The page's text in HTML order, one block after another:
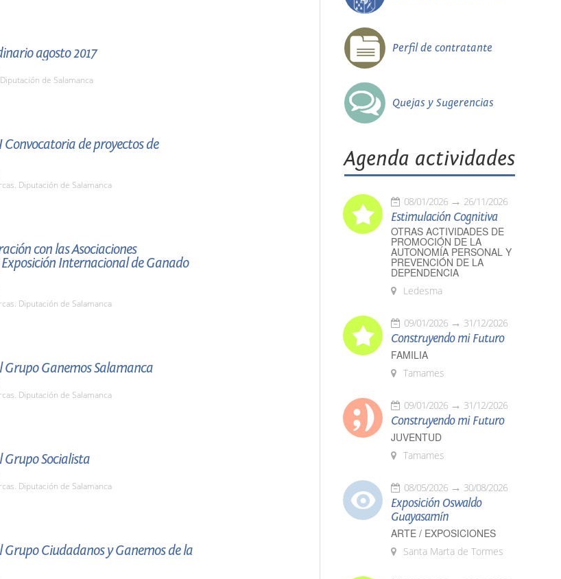
agosto 2017
de Salamanca
Convocatoria de proyectos de
Diputación de Salamanca
con las Asociaciones
Internacional de Ganado
Diputación de Salamanca
Grupo Ganemos Salamanca
Diputación de Salamanca
Grupo Socialista
Diputación de Salamanca
Grupo Ciudadanos y Ganemos de la
Perfil de contratante
Quejas y Sugerencias
Agenda actividades
08/01/2026 26/11/2026
Estimulación Cognitiva
OTRAS ACTIVIDADES DE
PROMOCIÓN DE LA
AUTONOMÍA PERSONAL Y
PREVENCIÓN DE LA
DEPENDENCIA
Ledesma
09/01/2026 31/12/2026
Construyendo mi Futuro
FAMILIA
Tamames
09/01/2026 31/12/2026
Construyendo mi Futuro
JUVENTUD
Tamames
08/05/2026 30/08/2026
Exposición Oswaldo
Guayasamín
ARTE / EXPOSICIONES
Santa Marta de Tormes